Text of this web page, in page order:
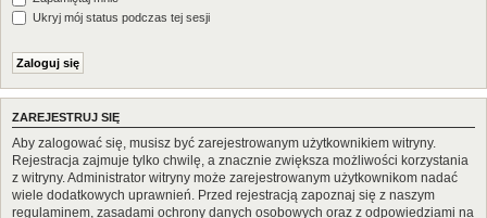
Ukryj mój status podczas tej sesji
ZAREJESTRUJ SIĘ
Aby zalogować się, musisz być zarejestrowanym użytkownikiem witryny.
Rejestracja zajmuje tylko chwilę, a znacznie zwiększa możliwości korzystania
z witryny. Administrator witryny może zarejestrowanym użytkownikom nadać
wiele dodatkowych uprawnień. Przed rejestracją zapoznaj się z naszym
regulaminem, zasadami ochrony danych osobowych oraz z odpowiedziami na